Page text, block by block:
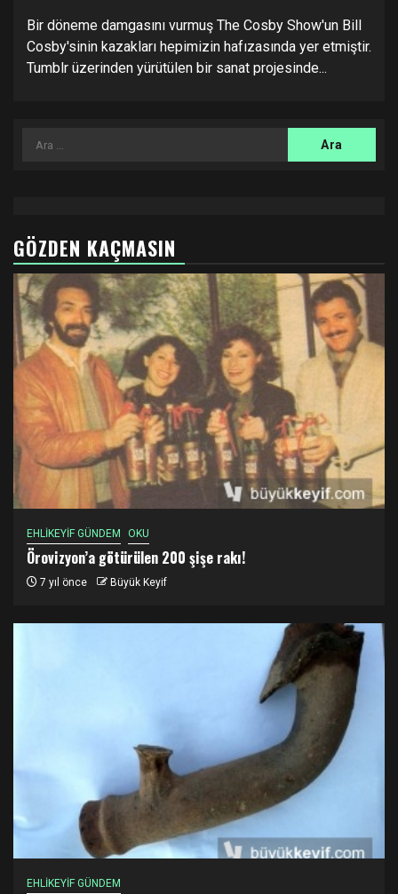
Bir döneme damgasını vurmuş The Cosby Show'un Bill
Cosby'sinin kazakları hepimizin hafızasında yer etmiştir.
Tumblr üzerinden yürütülen bir sanat projesinde...
Arama:
GÖZDEN KAÇMASIN
EHLİKEYİF GÜNDEM OKU
Örovizyon’a götürülen 200 şişe rakı!
7 yıl önce Büyük Keyif
EHLİKEYİF GÜNDEM